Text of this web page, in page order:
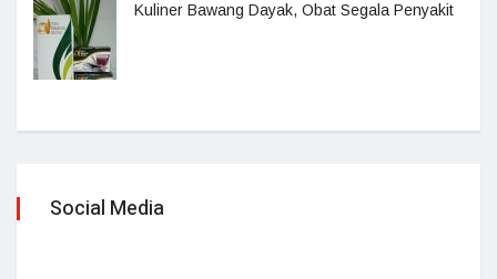
Kuliner Bawang Dayak, Obat Segala Penyakit
Social Media